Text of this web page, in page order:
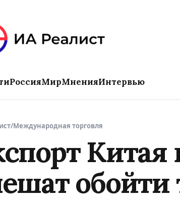
РоссияМирМненияИнтервью
/Международная торговля
Китая